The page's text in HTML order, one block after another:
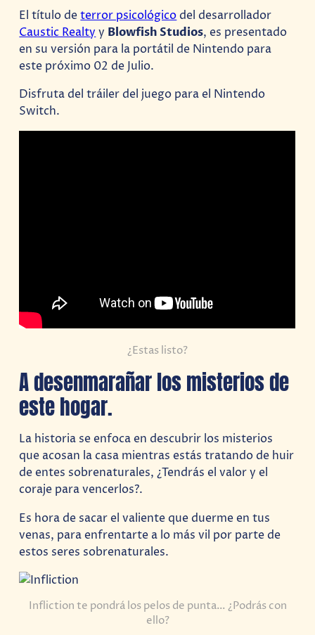
El título deterror psicológicodel desarrollador
Caustic Realty y Blowfish Studios, es presentado
en su versión para la portátil de Nintendo para
este próximo 02 de Julio.
Disfruta del tráiler del juego para el Nintendo
Switch.
¿Estas listo?
A desenmarañar los misterios de
este hogar.
La historia se enfoca en descubrir los misterios
que acosan la casa mientras estás tratando de huir
de entes sobrenaturales, ¿Tendrás el valor y el
coraje para vencerlos?.
Es hora de sacar el valiente que duerme en tus
venas, para enfrentarte a lo más vil por parte de
estos seres sobrenaturales.
Infliction te pondrá los pelos de punta… ¿Podrás con
ello?